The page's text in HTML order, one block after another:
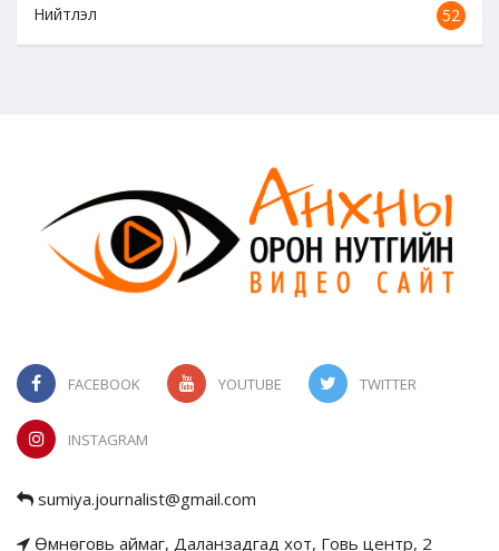
Нийтлэл 52
FACEBOOK YOUTUBE TWITTER
INSTAGRAM
sumiya.journalist@gmail.com
Өмнөговь аймаг, Даланзадгад хот, Говь центр, 2